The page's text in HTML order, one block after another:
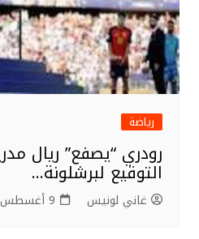
رياضة
رودري “يصفع” ريال
التوقيع لبرشلونة…
غاني لونيس 9 أغسطس 2026